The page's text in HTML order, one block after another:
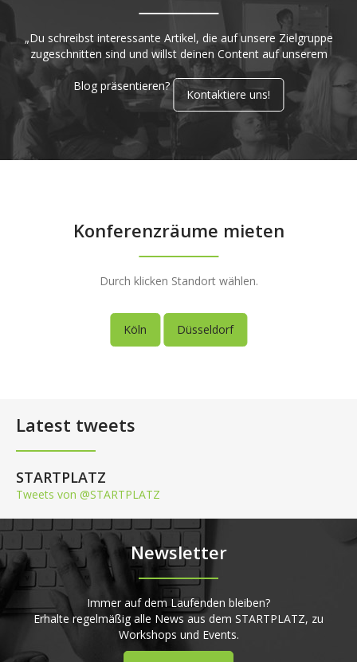
„Du schreibst interessante Artikel, die auf unsere Zielgruppe
zugeschnitten sind und willst deinen Content auf unserem
Blog präsentieren?
Kontaktiere uns!
Konferenzräume mieten
Durch klicken Standort wählen.
Köln Düsseldorf
Latest tweets
STARTPLATZ
Tweets von @STARTPLATZ
Newsletter
Immer auf dem Laufenden bleiben?
Erhalte regelmäßig alle News aus dem STARTPLATZ, zu
Workshops und Events.